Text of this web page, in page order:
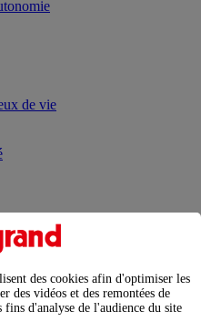
de vie
fonctionnement des appareils
tableau électrique
: concentrer les
vos performances
des cookies afin d'optimiser les
des vidéos et des remontées de
fins d'analyse de l'audience du site